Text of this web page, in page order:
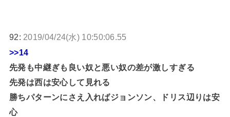
92: 2019/04/24(水) 10:50:06.55
>>14
先発も中継ぎも良い奴と悪い奴の差が激しすぎる
先発は西は安心して見れる
勝ちパターンにさえ入ればジョンソン、ドリス辺りは安
心